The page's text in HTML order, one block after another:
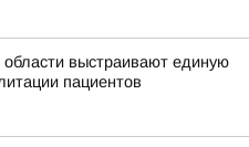
области выстраивают единую
пациентов